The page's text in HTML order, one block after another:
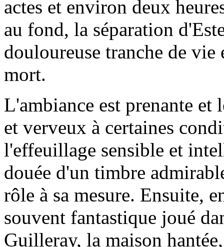
actes et environ deux
au fond, la séparation
douloureuse tranche de
mort.
L'ambiance est prenante
et verveux à certaines
l'effeuillage sensible et
douée d'un timbre
rôle à sa mesure. Ensuite,
souvent fantastique joué
Guilleray, la maison